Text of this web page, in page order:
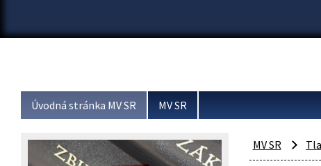
Úvodná stránka MV SR MV SR
MV SR